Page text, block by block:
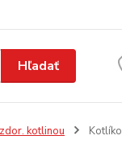
Hľadať
kotlinou